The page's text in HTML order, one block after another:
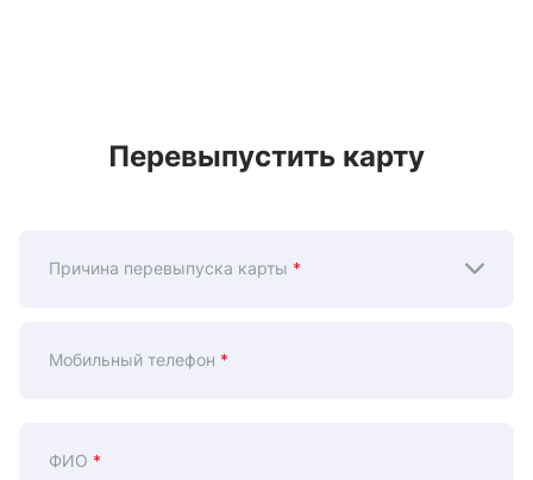
Перевыпустить карту
Причина перевыпуска карты *
Мобильный телефон *
ФИО *